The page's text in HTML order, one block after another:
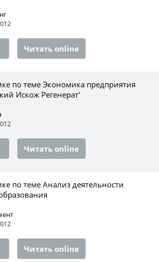
Читать online
по теме Экономика предприятия
Искож Регенерат'
Читать online
по теме Анализ деятельности
Читать online